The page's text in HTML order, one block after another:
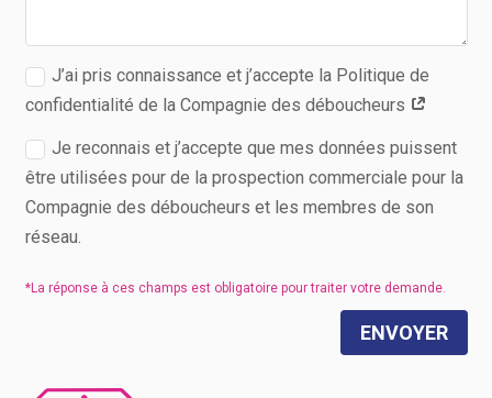
J’ai pris connaissance et j’accepte la Politique de
confidentialité de la Compagnie des déboucheurs
Je reconnais et j’accepte que mes données puissent
être utilisées pour de la prospection commerciale pour la
Compagnie des déboucheurs et les membres de son
réseau.
ENVOYER